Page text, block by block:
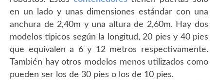
en un lado y unas dimensiones estándar con una
anchura de 2,40m y una altura de 2,60m. Hay dos
modelos típicos según la longitud, 20 pies y 40 pies
que equivalen a 6 y 12 metros respectivamente.
También hay otros modelos menos utilizados como
pueden ser los de 30 pies o los de 10 pies.